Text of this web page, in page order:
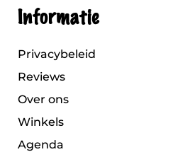
Informatie
Privacybeleid
Reviews
Over ons
Winkels
Agenda